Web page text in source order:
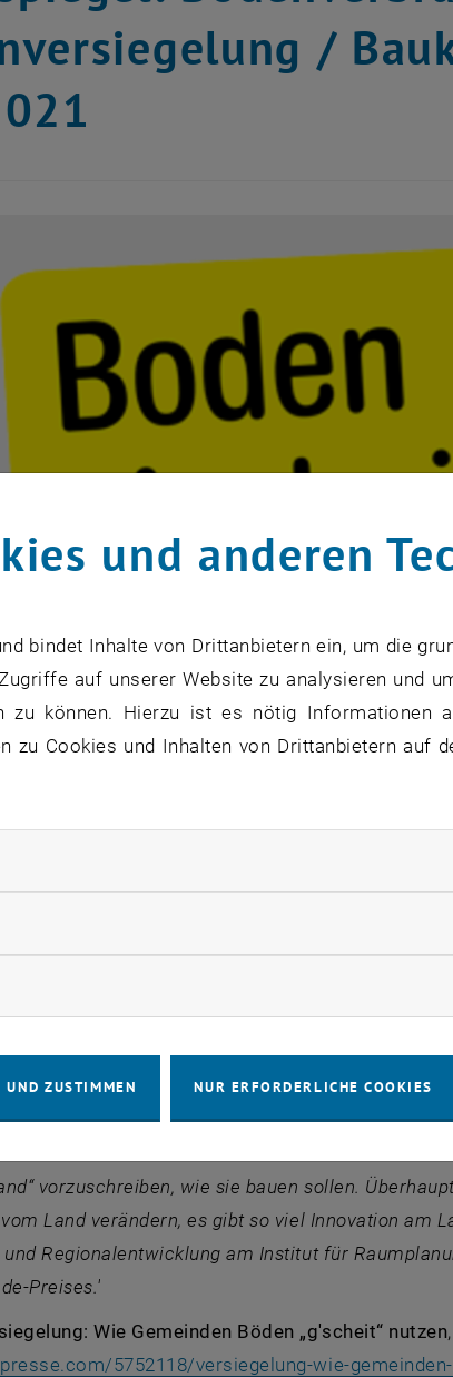
/
des Baukulturgemeinde-Preises 2021
von Baukultur in ländlichen Räumen
diverse Akteure, Architekten, Raumplaner,
Obfrau Leitner betont – um den Vorwurf zu
vorzuschreiben, wie sie bauen sollen.
Land verändern, es gibt so viel Innovation am
Regionalentwicklung am Institut für
Preises.'
Wie Gemeinden Böden „g'scheit“ nutzen
5752118/versiegelung-wie-
und anderen
bindet Inhalte von Drittanbietern ein, um die
auf unserer Website zu analysieren und
zu können. Hierzu ist es nötig Informationen
zu Cookies und Inhalten von Drittanbietern auf
Cookies zulassen
UND ZUSTIMMEN NUR ERFORDERLICHE COOKIES